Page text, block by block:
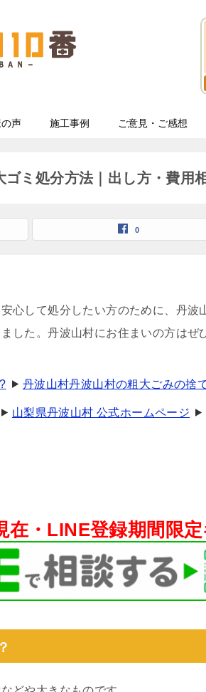
声 施工事例 ご意見・ご感想
ゴミ処分方法｜出し方・費用
0
心して処分したい方のために、丹波
した。丹波山村にお住まいの方はぜ
丹波山村丹波山村の粗大ごみの捨
山梨県丹波山村 公式ホームページ
在・ LINE登録期間限